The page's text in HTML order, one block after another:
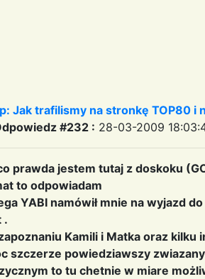
Jak trafilismy na stronkę TOP80 i
#232 : 28-03-2009
prawda jestem tutaj z doskoku
to odpowiadam
YABI namówił mnie na wyjazd
.
Kamili i Matka oraz kilku
szczerze powiedziawszy
to tu chetnie w miare